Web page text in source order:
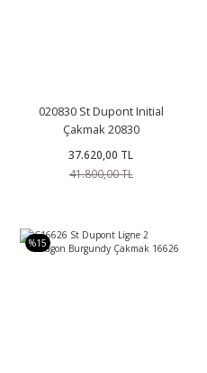
020830 St Dupont Initial
Çakmak 20830
37.620,00 TL
41.800,00 TL
%15